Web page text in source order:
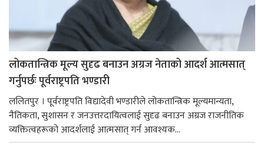
लोकतान्त्रिक मूल्य सुदृढ बनाउन अग्रज नेताको आदर्श आत्मसात्
गर्नुपर्छः पूर्वराष्ट्रपति भण्डारी
ललितपुर । पूर्वराष्ट्रपति विद्यादेवी भण्डारीले लोकतान्त्रिक मूल्यमान्यता,
नैतिकता, सुशासन र जनउत्तरदायित्वलाई सुदृढ बनाउन अग्रज राजनीतिक
व्यक्तित्वहरूको आदर्शलाई आत्मसात् गर्न आवश्यक...